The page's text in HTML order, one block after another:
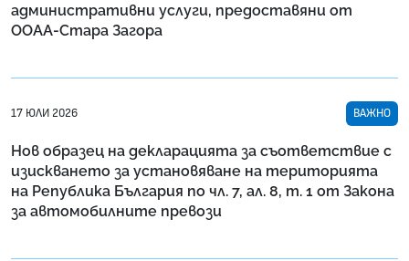
административни услуги, предоставяни от
ООАА-Стара Загора
17 ЮЛИ 2026 ВАЖНО
Нов образец на декларацията за съответствие с
изискването за установяване на територията
на Република България по чл. 7, ал. 8, т. 1 от Закона
за автомобилните превози